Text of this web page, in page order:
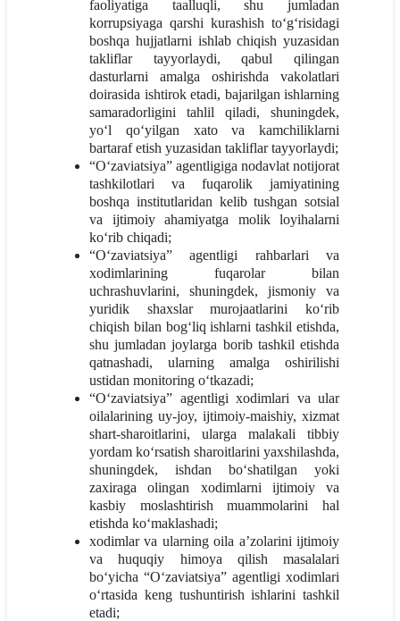
faoliyatiga taalluqli, shu jumladan
korrupsiyaga qarshi kurashish to‘g‘risidagi
boshqa hujjatlarni ishlab chiqish yuzasidan
takliflar tayyorlaydi, qabul qilingan
dasturlarni amalga oshirishda vakolatlari
doirasida ishtirok etadi, bajarilgan ishlarning
samaradorligini tahlil qiladi, shuningdek,
yo‘l qo‘yilgan xato va kamchiliklarni
bartaraf etish yuzasidan takliflar tayyorlaydi;
“O‘zaviatsiya” agentligiga nodavlat notijorat
tashkilotlari va fuqarolik jamiyatining
boshqa institutlaridan kelib tushgan sotsial
va ijtimoiy ahamiyatga molik loyihalarni
ko‘rib chiqadi;
“O‘zaviatsiya” agentligi rahbarlari va
xodimlarining fuqarolar bilan
uchrashuvlarini, shuningdek, jismoniy va
yuridik shaxslar murojaatlarini ko‘rib
chiqish bilan bog‘liq ishlarni tashkil etishda,
shu jumladan joylarga borib tashkil etishda
qatnashadi, ularning amalga oshirilishi
ustidan monitoring o‘tkazadi;
“O‘zaviatsiya” agentligi xodimlari va ular
oilalarining uy-joy, ijtimoiy-maishiy, xizmat
shart-sharoitlarini, ularga malakali tibbiy
yordam ko‘rsatish sharoitlarini yaxshilashda,
shuningdek, ishdan bo‘shatilgan yoki
zaxiraga olingan xodimlarni ijtimoiy va
kasbiy moslashtirish muammolarini hal
etishda ko‘maklashadi;
xodimlar va ularning oila a’zolarini ijtimoiy
va huquqiy himoya qilish masalalari
bo‘yicha “O‘zaviatsiya” agentligi xodimlari
o‘rtasida keng tushuntirish ishlarini tashkil
etadi;